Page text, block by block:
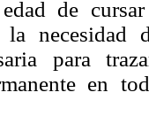
de
la
para
en